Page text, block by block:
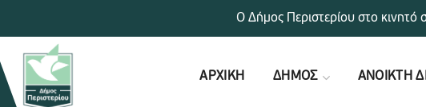
ΑΡΧΙΚΗ ΔΗΜΟΣ ΑΝΟΙΚΤΗ
Ο Δήμος Περιστερίου στο